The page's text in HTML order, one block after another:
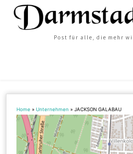
Post für alle, die mehr
Home »Unternehmen »JACKSON GALABAU